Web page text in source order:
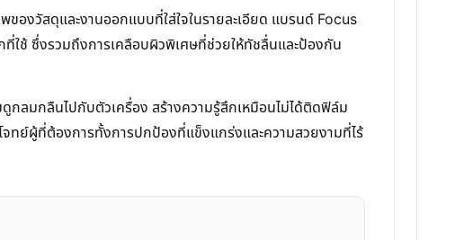
องวัสดุและงานออกแบบที่ใส่ใจในรายละเอียด แบรนด์ Focus
ใช้ ซึ่งรวมถึงการเคลือบผิวพิเศษที่ช่วยให้ทัชลื่นและป้องกัน
ลมกลืนไปกับตัวเครื่อง สร้างความรู้สึกเหมือนไม่ได้ติดฟิล์ม
ทย์ผู้ที่ต้องการทั้งการปกป้องที่แข็งแกร่งและความสวยงามที่ไร้